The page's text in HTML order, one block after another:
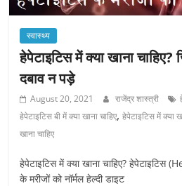
स्वास्थ्य
हेपेटाइटिस में क्या खाना चाहिए?
दबाव न पड़े
August 20, 2021 राजेंद्र शास्त्री
हेपेटाइटिस बी में क्या खाना चाहिए,हेपेटाइटिस में क्या
खाना चाहिए
हेपेटाइटिस में क्या खाना चाहिए? हेपेटाइटिस
के मरीजों को नॉर्मल हेल्दी डाइट